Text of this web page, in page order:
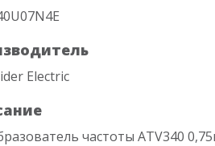
Electric
частоты ATV340